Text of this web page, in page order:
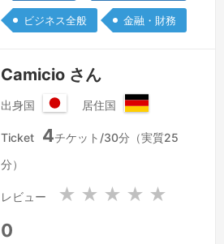
を読める）、および税金（移転価格ファ
イルを読める）です。よろしくお願いい
nama syaa Ulfi. Saya bekerja sebagai
P…続きを見る »
ビジネス全般 金融・財務
Camicio さん
出身国
本
居住国
イ
邦
Ticket 4チケット/30分（実質25
分）
レビュー ★ ★ ★ ★ ★
0